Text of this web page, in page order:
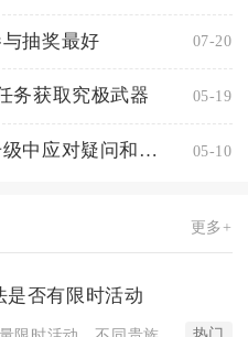
抽奖最好 07-20
务获取究极武器 05-19
如何在战火与秩序升级中应对疑问和质疑 05-10
更多+
是否有限时活动